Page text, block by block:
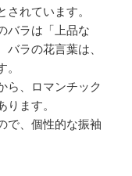
されています。
バラは「上品な
ラの花言葉は、
。
ら、ロマンチック
ります。
で、個性的な振袖